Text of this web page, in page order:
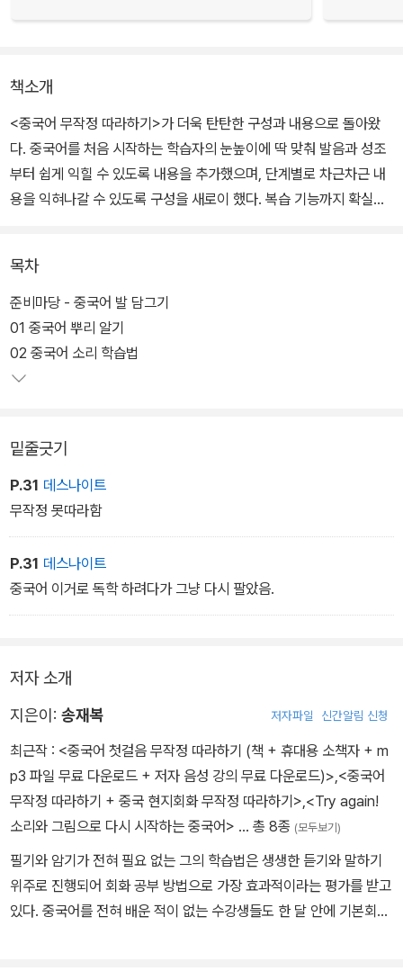
책소개
<중국어 무작정 따라하기>가 더욱 탄탄한 구성과 내용으로 돌아왔
다. 중국어를 처음 시작하는 학습자의 눈높이에 딱 맞춰 발음과 성조
부터 쉽게 익힐 수 있도록 내용을 추가했으며, 단계별로 차근차근 내
용을 익혀나갈 수 있도록 구성을 새로이 했다. 복습 기능까지 확실하
이 책은 쌩 초보자가 중국어를 쉽게 접근할 수 있게 차근차근 단계를
밟아가며 배울 수 있도록 구성했다. 꼭 필요한 내용만 담아 부담을 줄
이고 이 책의 특징인 듣기와 말하기에 집중할 수 있도록 꾸몄다. 또한
글자에 대한 부담을 덜고자 한자는 복습단계에서만 제시했다. 부담은
줄이고 효과는 배가 되는 진짜 첫걸음 책이다.
술 나오는 것은 물론 다양한 응용까지 가능하다. 책 구성뿐만 아니라
소책자, 저자 음성 강의, 예문 mp3 파일 등 다양한 학습 자료를 제공
하여 최적의 학습 시스템을 구현한 것이 <무작정 따라하기> 시리즈
목차
준비마당 - 중국어 발 담그기
01 중국어 뿌리 알기
02 중국어 소리 학습법
밑줄긋기
P.31 데스나이트
무작정 못따라함
P.31 데스나이트
중국어 이거로 독학 하려다가 그냥 다시 팔았음.
저자 소개
지은이: 송재복 저자파일 신간알림 신청
최근작 : <중국어 첫걸음 무작정 따라하기 (책 + 휴대용 소책자 + m
p3 파일 무료 다운로드 + 저자 음성 강의 무료 다운로드)> <중국어
무작정 따라하기 + 중국 현지회화 무작정 따라하기> <Try again!
소리와 그림으로 다시 시작하는 중국어> … 총 8종 (모두보기)
필기와 암기가 전혀 필요 없는 그의 학습법은 생생한 듣기와 말하기
위주로 진행되어 회화 공부 방법으로 가장 효과적이라는 평가를 받고
있다. 중국어를 전혀 배운 적이 없는 수강생들도 한 달 안에 기본회화